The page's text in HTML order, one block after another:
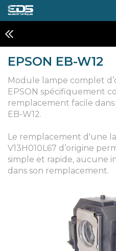
EPSON EB-W12
Module lampe complet
EPSON spécifiquement
remplacement facile
EB-W12.
Le remplacement d'une
V13H010L67 d’origine
simple et rapide, aucune
dans son remplacement.